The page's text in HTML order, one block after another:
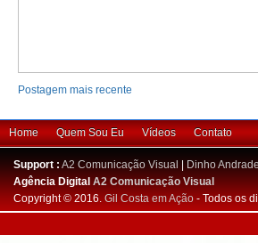
Postagem mais recente
Home Quem Sou Eu Vídeos Contato
Support : A2 Comunicação Visual
Dinho
Agência DigitalA2 Comunicação Visual
Copyright © 2016. Gil Costa em Ação - Todos os